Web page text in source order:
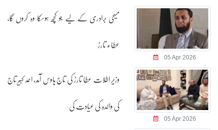
05 Apr 2026
مسیحی برادری کے لیے جو کچھ ہوسکا وہ کروں گا،
عطاء تارڑ
05 Apr 2026
وزیر اطلات عطا تارڑ کی تاج ہاوس آمد، احمد کبیر تاج
کی والدہ کی عیادت کی